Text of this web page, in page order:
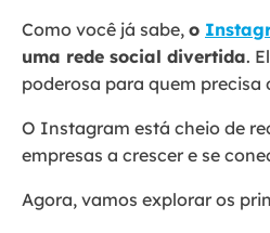
Como você já sabe, o
uma rede social divertida.
poderosa para quem precisa
O Instagram está cheio de
empresas a crescer e se
Agora, vamos explorar os